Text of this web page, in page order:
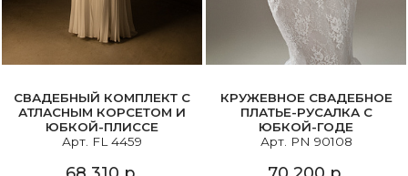
СВАДЕБНЫЙ КОМПЛЕКТ С
АТЛАСНЫМ КОРСЕТОМ И
ЮБКОЙ-ПЛИССЕ
Арт. FL 4459
КРУЖЕВНОЕ СВАДЕБНОЕ
ПЛАТЬЕ-РУСАЛКА С
ЮБКОЙ-ГОДЕ
Арт. PN 90108